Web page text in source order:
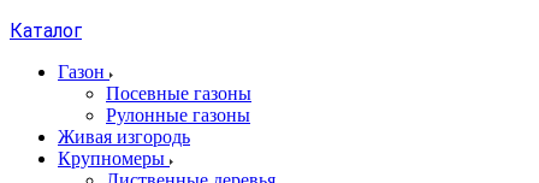
Каталог
Газон
Посевные газоны
Рулонные газоны
Живая изгородь
Крупномеры